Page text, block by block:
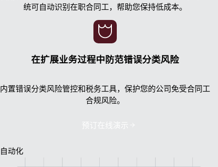
统可自动识别在职合同工，帮助您保持低成本。
在扩展业务过程中防范错误分类风险
内置错误分类风险管控和税务工具，保护您的公司免受合同工
合规风险。
预订在线演示
自动化